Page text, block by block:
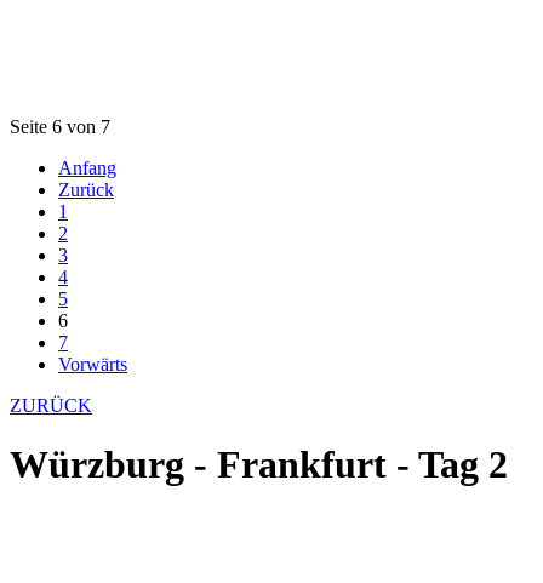
Seite 6 von 7
Anfang
Zurück
1
2
3
4
5
6
7
Vorwärts
ZURÜCK
Würzburg - Frankfurt - Tag 2